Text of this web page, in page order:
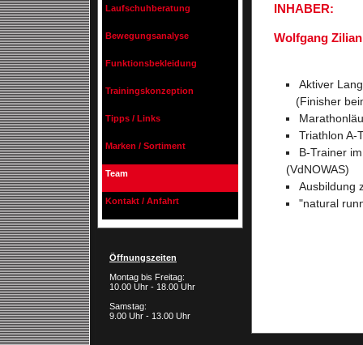
Laufschuhberatung
Bewegungsanalyse
Funktionsbekleidung
Trainingskonzeption
Tipps / Links
Marken / Sortiment
Team
Kontakt / Anfahrt
Öffnungszeiten
Montag bis Freitag:
10.00 Uhr - 18.00 Uhr
Samstag:
9.00 Uhr - 13.00 Uhr
INHABER:
Wolfgang Zilian
Aktiver
(Finisher
Triathlon A-
B-Trainer
(VdNOWAS)
Ausbildung
"natural